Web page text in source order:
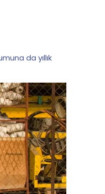
da yıllık